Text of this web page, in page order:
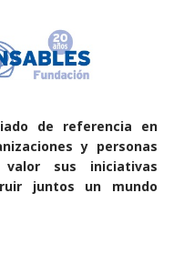
de referencia en
y personas
sus iniciativas
juntos un mundo